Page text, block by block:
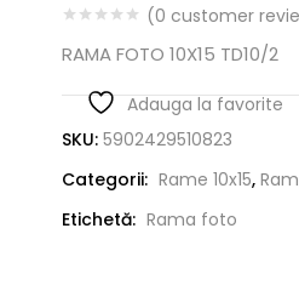
(0 customer
RAMA FOTO 10X15 TD10/2
Adauga la favorite
SKU: 5902429510823
Categorii: Rame 10x15,
Etichetă: Rama foto